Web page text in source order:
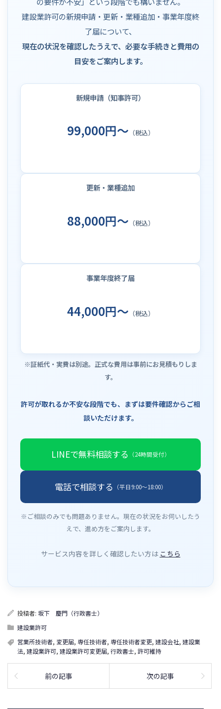
建設業許可の新規申請・更新・業種追加・事業年度終
了届について、
現在の状況を確認したうえで、必要な手続きと費用の
目安をご案内します。
新規申請（知事許可）
99,000円～ （税込）
更新・業種追加
88,000円～ （税込）
事業年度終了届
44,000円～ （税込）
※証紙代・実費は別途。正式な費用は事前にお見積もりしま
す。
許可が取れるか不安な段階でも、まずは要件確認からご相
談いただけます。
LINEで無料相談する （24時間受付）
電話で相談する （平日9:00〜18:00）
※ご相談のみでも問題ありません。現在の状況をお伺いしたう
えで、進め方をご案内します。
サービス内容を詳しく確認したい方は こちら
投稿者: 坂下 慶門（行政書士）
建設業許可
営業所技術者, 変更届, 専任技術者, 専任技術者変更, 建設会社, 建設業
法, 建設業許可, 建設業許可変更届, 行政書士, 許可維持
前の記事 次の記事